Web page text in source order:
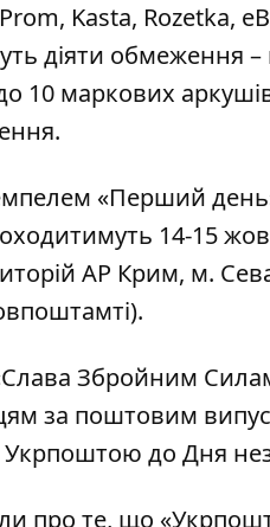
Prom, Kasta, Rozetka,
діяти
10 маркових
«Перший
14-15
АР Крим, м.
Збройним
за поштовим
до Дня
про те, що